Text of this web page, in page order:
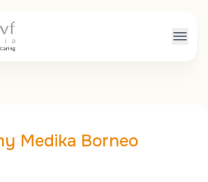
Medika Borneo